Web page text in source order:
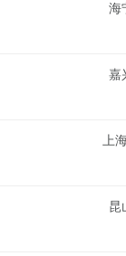
海
嘉
上
昆